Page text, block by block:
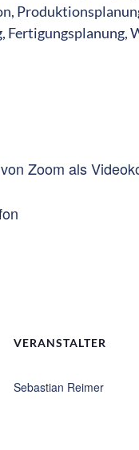
Zoom als
VERANSTALTER
Sebastian Reimer